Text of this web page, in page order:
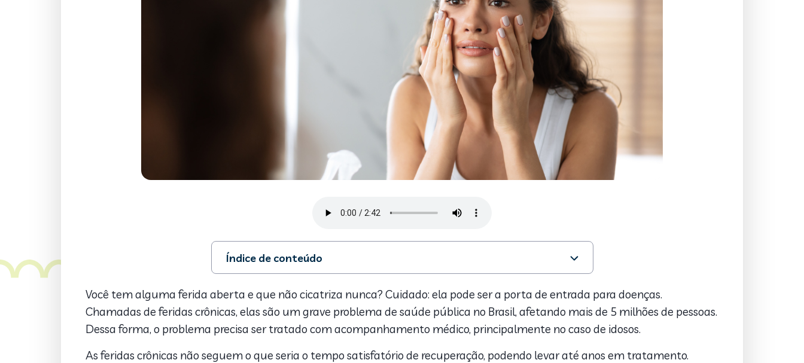
Índice de conteúdo
1. As causas das feridas crônicas
2. Outras causas
3. Tratamento das feridas crônicas
Você tem alguma ferida aberta e que não cicatriza nunca? Cuidado: ela pode ser a porta de entrada para doenças.
Chamadas de feridas crônicas, elas são um grave problema de saúde pública no Brasil, afetando mais de 5 milhões de pessoas.
Dessa forma, o problema precisa ser tratado com acompanhamento médico, principalmente no caso de idosos.
As feridas crônicas não seguem o que seria o tempo satisfatório de recuperação, podendo levar até anos em tratamento.